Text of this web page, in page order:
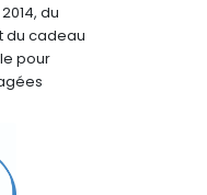
du
du cadeau
pour